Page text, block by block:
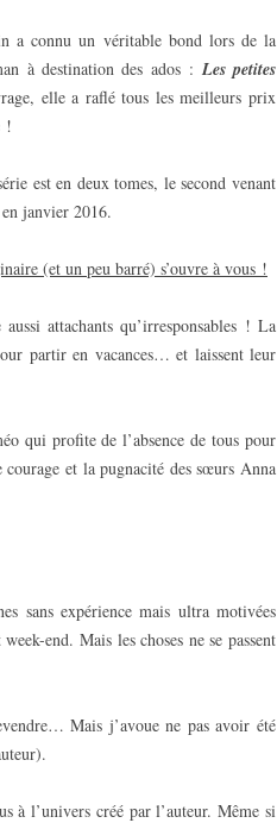
a connu un véritable bond lors de la
à destination des ados :Les petites
elle a raflé tous les meilleurs prix
!
est en deux tomes, le second venant
janvier 2016.
(et un peu barré) s’ouvre à vous !
attachants qu’irresponsables ! La
partir en vacances… et laissent leur
qui profite de l’absence de tous pour
et la pugnacité des sœurs Anna
sans expérience mais ultra motivées
end. Mais les choses ne se passent
Mais j’avoue ne pas avoir été
à l’univers créé par l’auteur. Même si